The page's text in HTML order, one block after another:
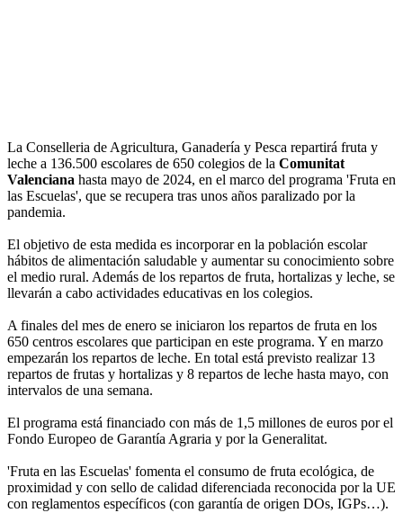
La Conselleria de Agricultura, Ganadería y Pesca repartirá fruta y
leche a 136.500 escolares de 650 colegios de la Comunitat
Valenciana hasta mayo de 2024, en el marco del programa 'Fruta en
las Escuelas', que se recupera tras unos años paralizado por la
pandemia.
El objetivo de esta medida es incorporar en la población escolar
hábitos de alimentación saludable y aumentar su conocimiento sobre
el medio rural. Además de los repartos de fruta, hortalizas y leche, se
llevarán a cabo actividades educativas en los colegios.
A finales del mes de enero se iniciaron los repartos de fruta en los
650 centros escolares que participan en este programa. Y en marzo
empezarán los repartos de leche. En total está previsto realizar 13
repartos de frutas y hortalizas y 8 repartos de leche hasta mayo, con
intervalos de una semana.
El programa está financiado con más de 1,5 millones de euros por el
Fondo Europeo de Garantía Agraria y por la Generalitat.
'Fruta en las Escuelas' fomenta el consumo de fruta ecológica, de
proximidad y con sello de calidad diferenciada reconocida por la UE
con reglamentos específicos (con garantía de origen DOs, IGPs…).